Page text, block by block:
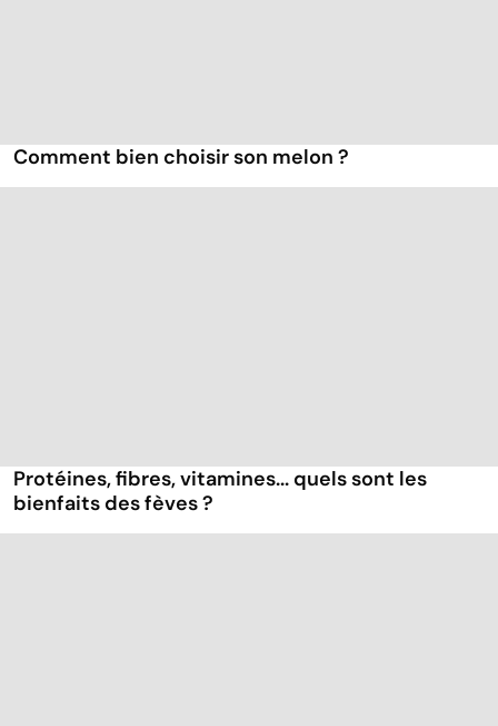
Comment bien choisir son melon ?
Protéines, fibres, vitamines... quels sont les
bienfaits des fèves ?